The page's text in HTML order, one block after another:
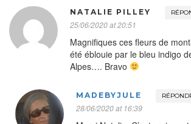
NATALIE PILLEY
25/06/2020 at 20:51
Magnifiques ces fleurs de
été éblouie par le bleu indigo
Alpes…. Bravo
MADEBYJULE
28/06/2020 at 16:39